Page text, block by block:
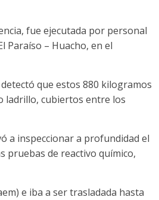
fue ejecutada por personal
Paraíso – Huacho, en el
que estos 880 kilogramos
ladrillo, cubiertos entre los
a inspeccionar a profundidad el
pruebas de reactivo químico,
e iba a ser trasladada hasta